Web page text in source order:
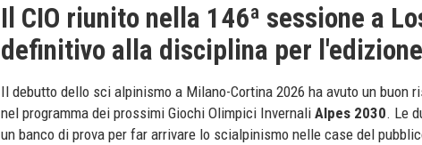
Il CIO riunito nella 146ª sessione a
definitivo alla disciplina per
Il debutto dello sci alpinismo a Milano-Cortina 2026 ha avuto un buon
nel programma dei prossimi Giochi Olimpici Invernali Alpes 2030. Le
un banco di prova per far arrivare lo scialpinismo nelle case del